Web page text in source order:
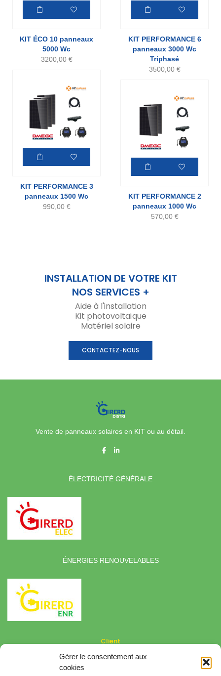
Gérer le consentement aux
cookies
KIT ÉCO 10 panneaux
5000 Wc
3200,00 €
KIT PERFORMANCE 6
panneaux 3000 Wc
Triphasé
3500,00 €
KIT PERFORMANCE 3
panneaux 1500 Wc
990,00 €
KIT PERFORMANCE 2
panneaux 1000 Wc
570,00 €
INSTALLATION DE VOTRE KIT
NOS SERVICES +
Aide à l'installation
Kit photovoltaïque
Matériel solaire
CONTACTEZ-NOUS
Vente de panneaux solaires en KIT ou au détail.
ÉLECTRICITÉ GÉNÉRALE
ÉNERGIES RENOUVELABLES
Client
Besoin d'aide